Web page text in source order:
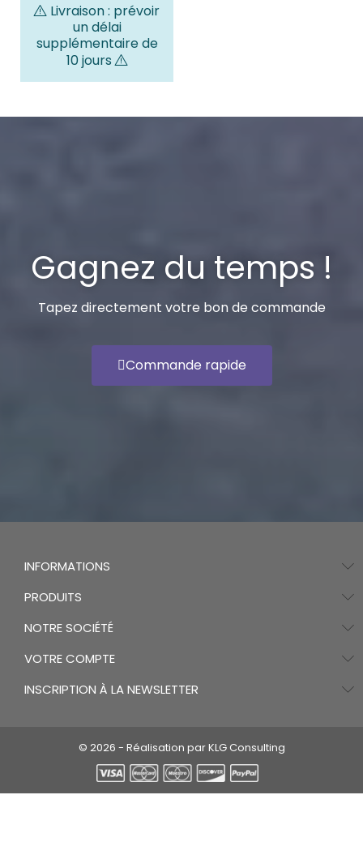
Livraison : prévoir
un délai
supplémentaire de
10 jours
Gagnez du temps !
Tapez directement votre bon de commande
Commande rapide
INFORMATIONS
PRODUITS
NOTRE SOCIÉTÉ
VOTRE COMPTE
INSCRIPTION À LA NEWSLETTER
© 2026 - Réalisation par KLG Consulting